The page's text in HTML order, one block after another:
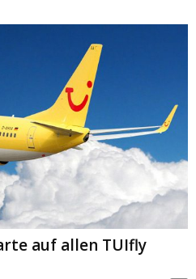
auf allen TUIfly